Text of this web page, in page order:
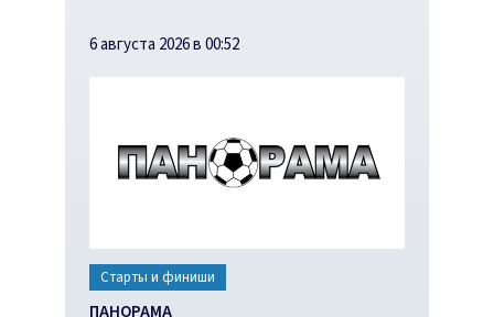
6 августа 2026 в 00:52
Старты и финиши
ПАНОРАМА